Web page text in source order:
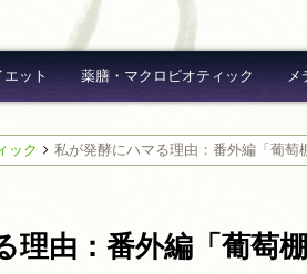
ット 薬膳・マクロビオティック メ
ック 私が発酵にハマる理由：番外編「葡萄
理由：番外編「葡萄